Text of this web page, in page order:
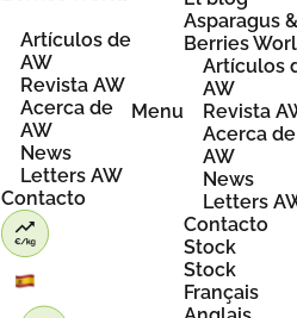
Artículos de
AW
Revista AW
Acerca de
AW
News
Letters AW
Contacto
Menu
Asparagus
Berries
Artículos
AW
Revista
Acerca de
AW
News
Letters
Contacto
Stock
Stock
Français